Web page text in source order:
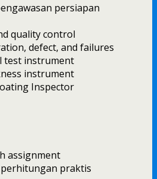
persiapan
quality control
defect, and failures
test instrument
instrument
Inspector
assignment
praktis